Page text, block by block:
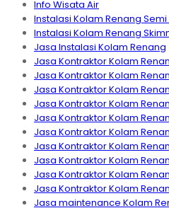
Info Wisata Air
Instalasi Kolam Renang Semi
Instalasi Kolam Renang
Jasa Instalasi Kolam Renang
Jasa Kontraktor Kolam
Jasa Kontraktor Kolam
Jasa Kontraktor Kolam
Jasa Kontraktor Kolam
Jasa Kontraktor Kolam
Jasa Kontraktor Kolam
Jasa Kontraktor Kolam
Jasa Kontraktor Kolam
Jasa Kontraktor Kolam
Jasa Kontraktor Kolam
Jasa maintenance Kolam